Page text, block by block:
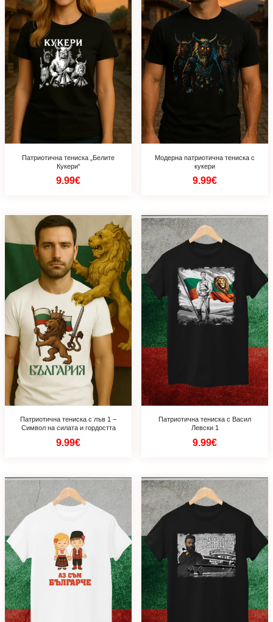
Патриотична тениска „Белите
Кукери“
9.99€
Mодерна патриотична тениска с
кукери
9.99€
Патриотична тениска с лъв 1 –
Символ на силата и гордостта
9.99€
Патриотична тениска с Васил
Левски 1
9.99€